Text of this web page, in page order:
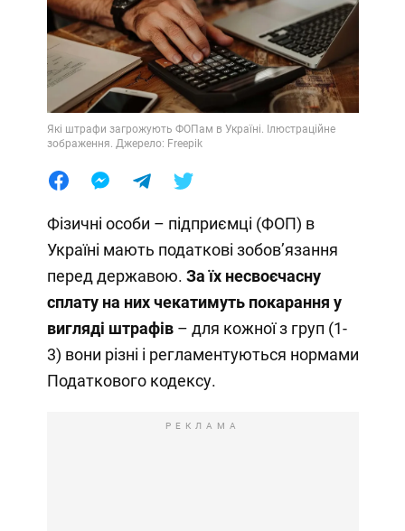
Які штрафи загрожують ФОПам в Україні. Ілюстраційне
зображення. Джерело: Freepik
Фізичні особи – підприємці (ФОП) в
Україні мають податкові зобовʼязання
перед державою. За їх несвоєчасну
сплату на них чекатимуть покарання у
вигляді штрафів– для кожної з груп (1-
3) вони різні і регламентуються нормами
Податкового кодексу.
РЕКЛАМА